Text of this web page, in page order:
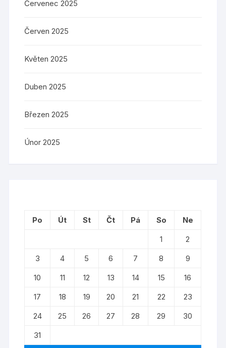
Červenec 2025
Červen 2025
Květen 2025
Duben 2025
Březen 2025
Únor 2025
Po Út St Čt Pá So
Ne
1
2
3
4 5 6 7 8
9
10
11 12 13 14 15
16
17
18 19 20 21 22
23
24
25 26 27 28 29
30
31